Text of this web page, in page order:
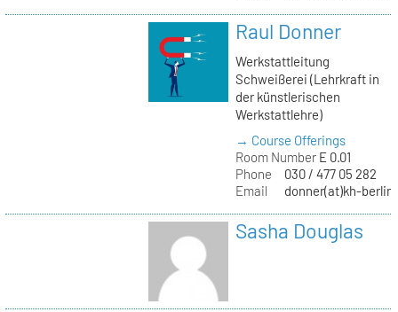
Raul Donner
Werkstattleitung
Schweißerei (Lehrkraft in
der künstlerischen
Werkstattlehre)
→ Course Offerings
Room NumberE 0.01
Phone
030 / 477 05 282
Email
donner(at)kh-
Sasha Douglas